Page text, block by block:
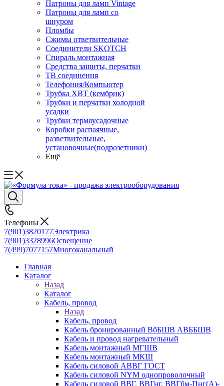
Патроны для ламп Vintage
Патроны для ламп со
шнуром
Пломбы
Сжимы ответвительные
Соединители SKOTCH
Спираль монтажная
Средства защиты, перчатки
ТВ соединения
Телефония/Компьютер
Трубка ХВТ (кембрик)
Трубки и перчатки холодной
усадки
Трубки термоусадочные
Коробки распаячные,
разветвительные,
установочные(подрозетники)
Ещё
Телефоны
7(901)3820177Электрика
7(901)3328996Освещение
7(499)7077157Многоканальный
Главная
Каталог
Назад
Каталог
Кабель, провод
Назад
Кабель, провод
Кабель бронированный ВбБШВ АВББШВ
Кабель и провод нагревательный
Кабель монтажный МГШВ
Кабель монтажный МКШ
Кабель силовой АВВГ ГОСТ
Кабель силовой NYM однопроволочный
Кабель силовой ВВГ, ВВГнг, ВВГбм-Пнг(А)-